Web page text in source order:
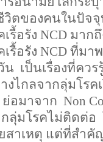
วิตของคนในปัจ
รื้อรัง NCD มากถึ
รื้อรัง NCD ที่มา
น เป็นเรื่องที่คว
ไกลจากลุ่มโรค
จาก Non
กลุ่มโรคไม่ติดต่
สาเหตุ แต่ที่สำคั